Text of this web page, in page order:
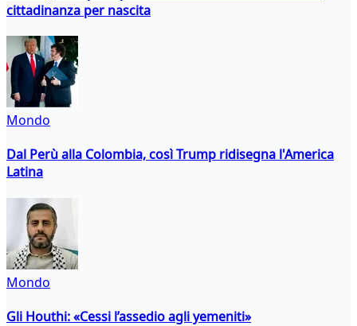
cittadinanza per nascita
Mondo
Dal Perù alla Colombia, così Trump ridisegna l'America
Latina
Mondo
Gli Houthi: «Cessi l’assedio agli yemeniti»